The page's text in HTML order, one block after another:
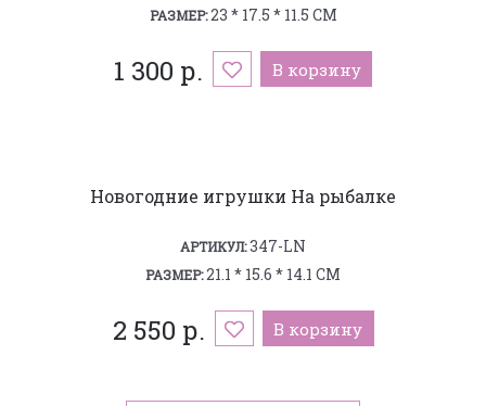
РАЗМЕР:23 * 17.5 * 11.5 СМ
1 300 р. В корзину
Новогодние игрушки На рыбалке
АРТИКУЛ:347-LN
РАЗМЕР:21.1 * 15.6 * 14.1 СМ
2 550 р. В корзину